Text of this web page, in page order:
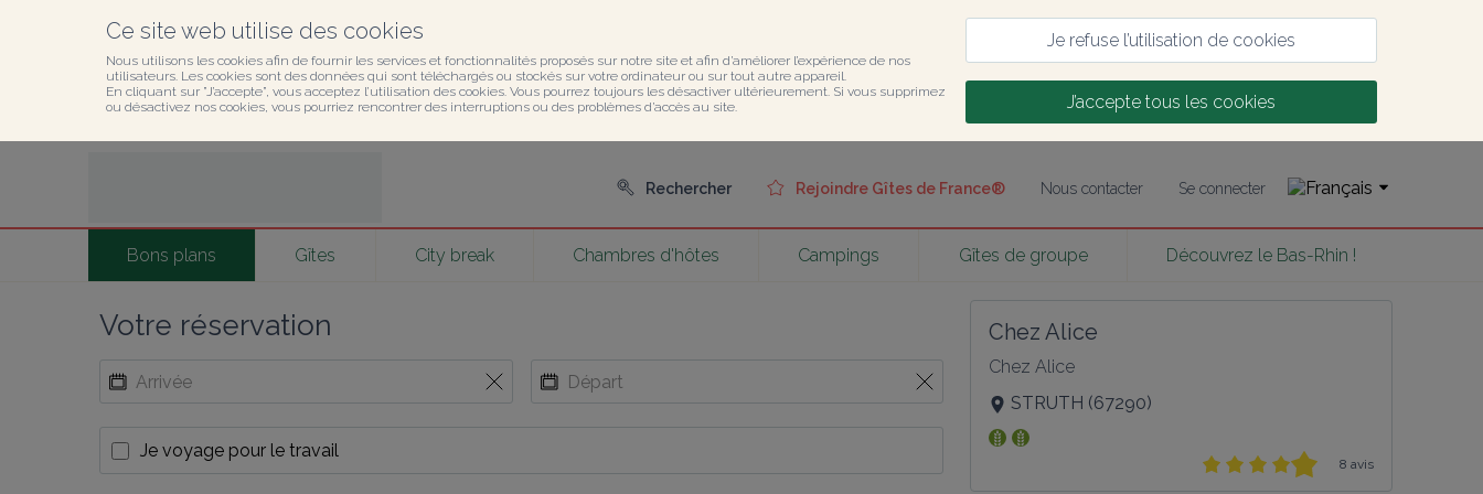
Ce site web utilise des cookies
Nous utilisons les cookies afin de fournir les services et fonctionnalités proposés sur notre site et afin d’améliorer l’expérience de nos
utilisateurs. Les cookies sont des données qui sont téléchargés ou stockés sur votre ordinateur ou sur tout autre appareil.
En cliquant sur ”J’accepte”, vous acceptez l’utilisation des cookies. Vous pourrez toujours les désactiver ultérieurement. Si vous supprimez
ou désactivez nos cookies, vous pourriez rencontrer des interruptions ou des problèmes d’accès au site.
Je refuse l’utilisation de cookies
J’accepte tous les cookies
Rechercher Rejoindre Gîtes de France® Nous contacter Se connecter
Bons plans Gîtes City break Chambres d'hôtes Campings Gîtes de groupe Découvrez le Bas-Rhin !
Votre réservation
Je voyage pour le travail
Chez Alice
Chez Alice
STRUTH (67290)
8 avis